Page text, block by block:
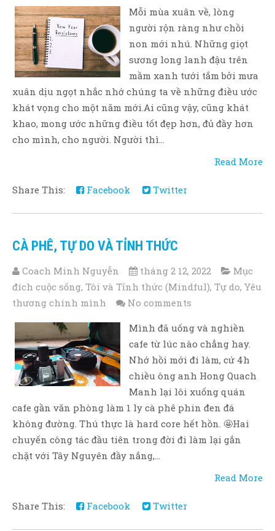
Mỗi mùa xuân về, lòng
người rộn ràng như chồi
non mới nhú. Những giọt
sương long lanh đậu trên
mầm xanh tưới tắm bởi mưa
xuân dịu ngọt nhắc nhớ chúng ta về những điều ước
khát vọng cho một năm mới.Ai cũng vậy, cũng khát
khao, mong ước những điều tốt đẹp hơn, đủ đầy hơn
cho mình, cho người. Người thì...
Read More
Share This: Facebook Twitter
CÀ PHÊ, TỰ DO VÀ TỈNH THỨC
Coach Minh Nguyễn tháng 2 12, 2022
Mục
đích cuộc sống, Tôi và Tỉnh thức (Mindful), Tự do, Yêu
thương chính mình
No comments
Mình đã uống và nghiền
cafe từ lúc nào chẳng hay.
Nhớ hồi mới đi làm, cứ 4h
chiều ông anh Hong Quach
Manh lại lôi xuống quán
cafe gần văn phòng làm 1 ly cà phê phin đen đá
không đường. Thú thực là hard core hết hồn. 🤩Hai
chuyến công tác đầu tiên trong đời đi làm lại gắn
chặt với Tây Nguyên đầy nắng,...
Read More
Share This: Facebook Twitter